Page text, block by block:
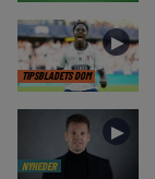
TIPSBLADETS DOM
►
NYHEDER
►